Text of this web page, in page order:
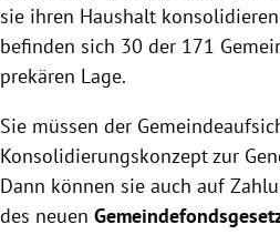
sie ihren Haushalt
befinden sich 30 der 171
prekären Lage.
Sie müssen der
Konsolidierungskonzept zur
Dann können sie auch auf
des neuen